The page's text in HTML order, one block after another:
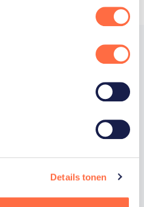
Details tonen
hoofdsponsor van
de wereld maken.